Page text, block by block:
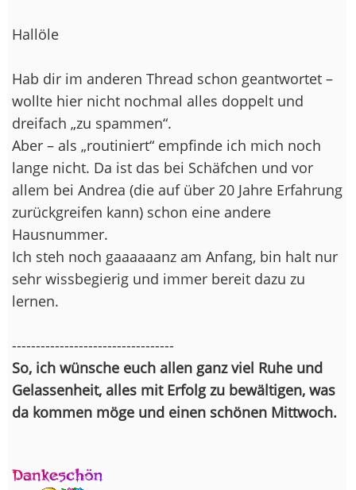
Hallöle
Hab dir im anderen Thread schon geantwortet –
wollte hier nicht nochmal alles doppelt und
dreifach „zu spammen“.
Aber – als „routiniert“ empfinde ich mich noch
lange nicht. Da ist das bei Schäfchen und vor
allem bei Andrea (die auf über 20 Jahre Erfahrung
zurückgreifen kann) schon eine andere
Hausnummer.
Ich steh noch gaaaaaanz am Anfang, bin halt nur
sehr wissbegierig und immer bereit dazu zu
lernen.
----------------------------------
So, ich wünsche euch allen ganz viel Ruhe und
Gelassenheit, alles mit Erfolg zu bewältigen, was
da kommen möge und einen schönen Mittwoch.